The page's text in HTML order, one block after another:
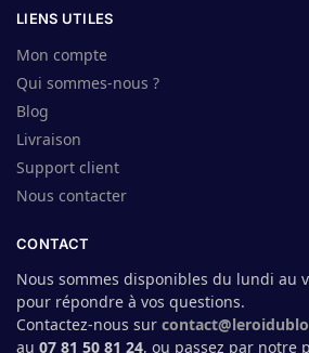
LIENS UTILES
Mon compte
Qui sommes-nous ?
Blog
Livraison
Support client
Nous contacter
CONTACT
Nous sommes disponibles du lundi au
pour répondre à vos questions.
Contactez-nous sur
au 07 81 50 81 24, ou passez par notre